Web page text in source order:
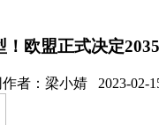
！欧盟正式决定
作者： 梁小婧 2023-02-